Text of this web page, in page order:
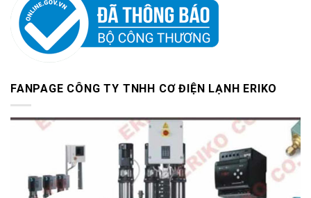
FANPAGE CÔNG TY TNHH CƠ ĐIỆN LẠNH ERIKO